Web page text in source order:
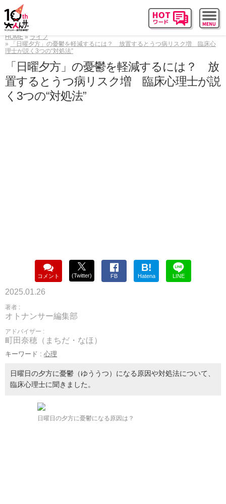
HOME
ライフ
「日曜夕方」の憂鬱を軽減するには？ 放置するとうつ病リスク増 臨床心
理士が説く3つの“対処法”
「日曜夕方」の憂鬱を軽減するには？ 放
置するとうつ病リスク増 臨床心理士が説
く3つの“対処法”
コメント (Twitter) FB
B!
Hatena LINE
2025.01.26
著者 :
オトナンサー編集部
アドバイザー :
町田奈穂（まちだ・なほ）
キーワード : 心理
日曜日の夕方に憂鬱（ゆううつ）になる原因や対処法について、
臨床心理士に聞きました。
日曜日の夕方に憂鬱になる原因は？